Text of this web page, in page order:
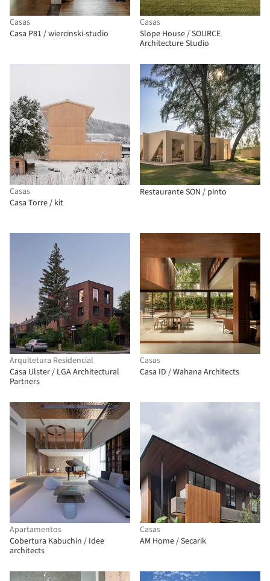
Casas
Casa P81 / wiercinski-studio
Casas
Slope House / SOURCE
Architecture Studio
Casas
Casa Torre / kit
Restaurante SON / pinto
Arquitetura Residencial
Casa Ulster / LGA Architectural
Partners
Casas
Casa ID / Wahana Architects
Apartamentos
Cobertura Kabuchin / Idee
architects
Casas
AM Home / Secarik